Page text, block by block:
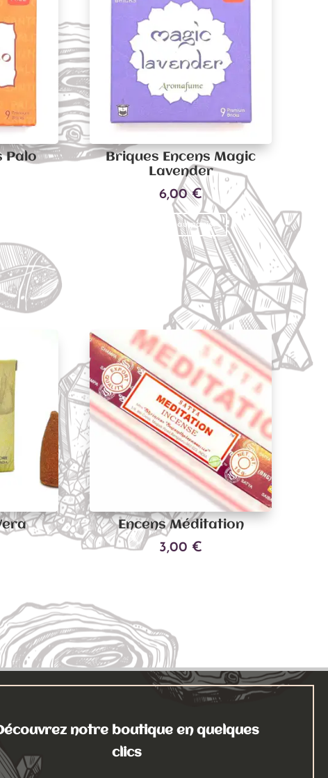
Palo
Briques Encens Magic
Lavender
6,00€
Ajouter au panier
Encens Méditation
3,00 €
notre boutique en quelques
clics